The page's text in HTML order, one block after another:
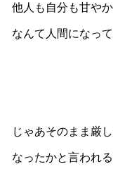
他人も自分も甘や
なんて人間になっ
じゃあそのまま厳
なったかと言われ